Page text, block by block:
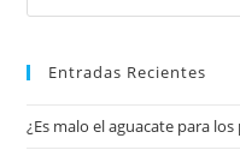
Entradas Recientes
¿Es malo el aguacate para los